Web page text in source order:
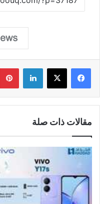
لينكدإن
مقالات ذات صلة